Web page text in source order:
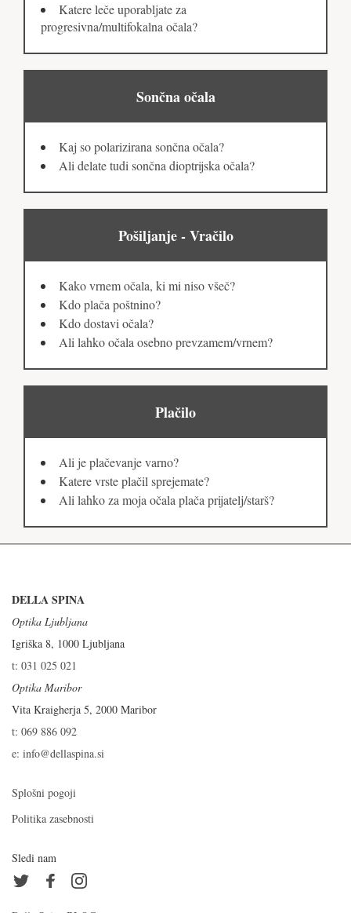
Katere leče uporabljate za
progresivna/multifokalna očala?
Sončna očala
Kaj so polarizirana sončna očala?
Ali delate tudi sončna dioptrijska očala?
Pošiljanje - Vračilo
Kako vrnem očala, ki mi niso všeč?
Kdo plača poštnino?
Kdo dostavi očala?
Ali lahko očala osebno prevzamem/vrnem?
Plačilo
Ali je plačevanje varno?
Katere vrste plačil sprejemate?
Ali lahko za moja očala plača prijatelj/starš?
DELLA SPINA
Optika Ljubljana
Igriška 8, 1000 Ljubljana
t: 031 025 021
Optika Maribor
Vita Kraigherja 5, 2000 Maribor
t: 069 886 092
e: info@dellaspina.si
Splošni pogoji
Politika zasebnosti
Sledi nam